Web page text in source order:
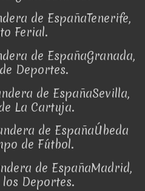
de EspañaTenerife,
Ferial.
de EspañaGranada,
Deportes.
de EspañaSevilla,
La Cartuja.
de EspañaÚbeda
de Fútbol.
de EspañaMadrid,
Deportes.